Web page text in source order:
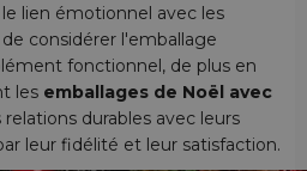
lien émotionnel avec les
considérer l'emballage
fonctionnel, de plus en
les emballages de Noël avec
durables avec leurs
leur fidélité et leur satisfaction.